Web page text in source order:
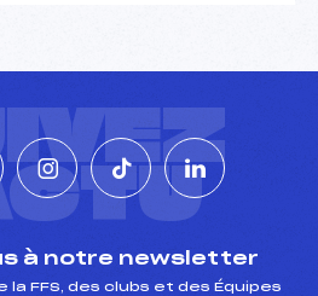
à notre newsletter
la FFS, des clubs et des Équipes